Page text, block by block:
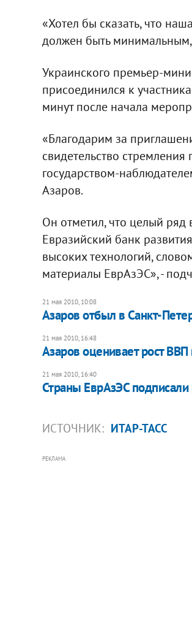
«Хотел бы сказать, что
должен быть минимальным,
Украинского премьер-
присоединился к
минут после начала
«Благодарим за
свидетельство
государством-
Азаров.
Он отметил, что целый ряд
Евразийский банк
высоких технологий,
материалы ЕврАзЭС», -
21 мая 2010, 10:08
Азаров отбыл в Санкт-
21 мая 2010, 16:48
Азаров оценивает рост
21 мая 2010, 16:40
Страны ЕврАзЭС
ИСТОЧНИК: ИТАР-ТАСС
РЕКЛАМА